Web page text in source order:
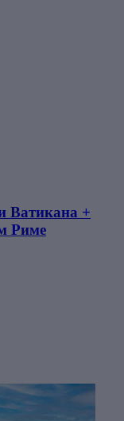
Ватикана +
Риме